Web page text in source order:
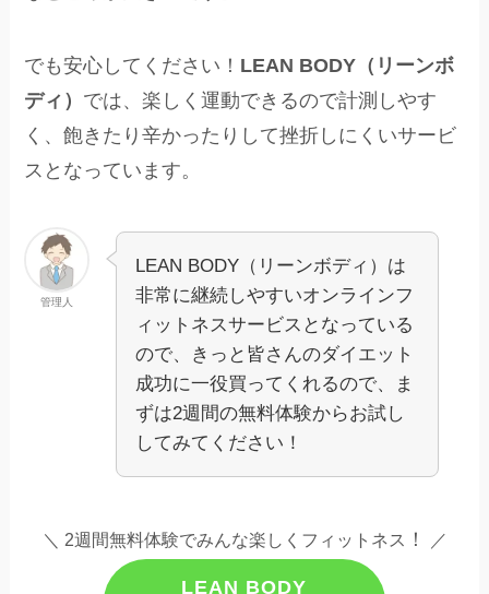
でも安心してください！ LEAN BODY（リーンボ
ディ） では、楽しく運動できるので計測しやす
く、飽きたり辛かったりして挫折しにくいサービ
スとなっています。
管理人
LEAN BODY（リーンボディ）は
非常に継続しやすいオンラインフ
ィットネスサービスとなっている
ので、きっと皆さんのダイエット
成功に一役買ってくれるので、ま
ずは2週間の無料体験からお試し
してみてください！
＼ 2週間無料体験でみんな楽しくフィットネス ！ ／
LEAN BODY